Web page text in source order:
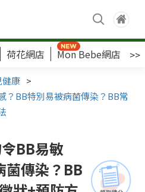
荷花網店 Mon Bebe網店 >>
健康 >
？BB特別易被病菌傳染？BB常
BB易敏
菌傳染？BB